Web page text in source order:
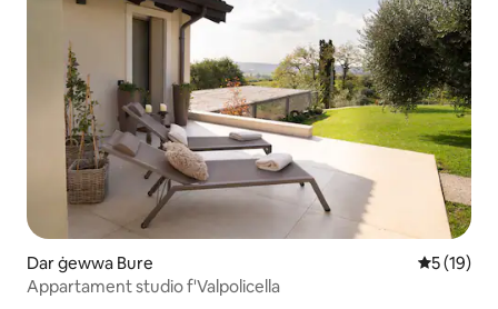
Dar ġewwa Bure Rating
5 (19)
Appartament studio f'Valpolicella